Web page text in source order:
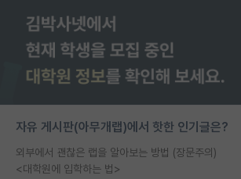
자유 게시판(아무개랩)에서 핫한 인기글은?
외부에서 괜찮은 랩을 알아보는 방법 (장문주의)
<대학원에 입학하는 법>